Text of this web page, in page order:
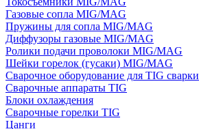
Газовые сопла MIG/MAG
Пружины для сопла MIG/MAG
Диффузоры газовые MIG/MAG
Ролики подачи проволоки MIG/MAG
Шейки горелок (гусаки) MIG/MAG
Сварочное оборудование для TIG сварки
Сварочные аппараты TIG
Блоки охлаждения
Сварочные горелки TIG
Цанги